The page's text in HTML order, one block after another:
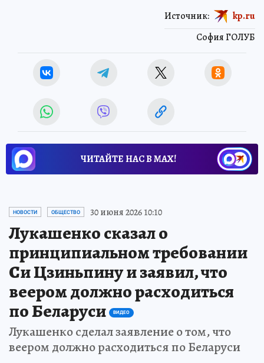
София ГОЛУБ
Источник: kp.ru
ЧИТАЙТЕ НАС В МАХ!
НОВОСТИ ОБЩЕСТВО 30 июня 2026 10:10
Лукашенко сказал о
принципиальном требовании
Си Цзиньпину и заявил, что
веером должно расходиться
по Беларуси
ВИДЕО
Лукашенко сделал заявление о том, что
веером должно расходиться по Беларуси